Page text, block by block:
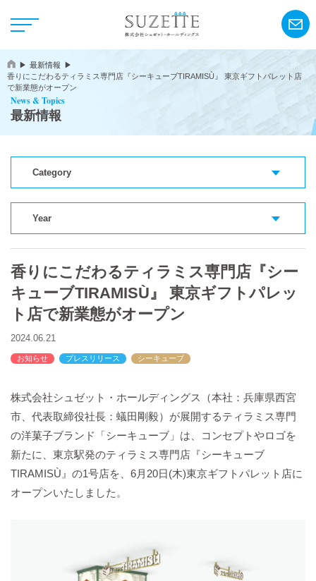
NEWS
シーキューブ
カサネオ
バックハウスイリエ
English
サイトマップ
最新情報
香りにこだわるティラミス専門店『シーキューブTIRAMISÙ』 東京ギフトパレット店
で新業態がオープン
News & Topics
最新情報
Category
Year
香りにこだわるティラミス専門店『シー
キューブTIRAMISÙ』 東京ギフトパレッ
ト店で新業態がオープン
2024.06.21
お知らせ プレスリリース シーキューブ
株式会社シュゼット・ホールディングス（本社：兵庫県西宮
市、代表取締役社長：蟻田剛毅）が展開するティラミス専門
の洋菓子ブランド「シーキューブ」は、コンセプトやロゴを
新たに、東京駅発のティラミス専門店『シーキューブ
TIRAMISÙ』の1号店を、6月20日(木)東京ギフトパレット店に
オープンいたしました。